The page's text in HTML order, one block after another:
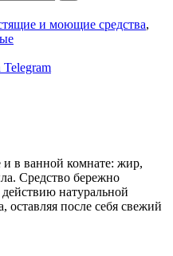
и моющие средства,
Telegram
и в ванной комнате: жир,
Средство бережно
натуральной
после себя свежий